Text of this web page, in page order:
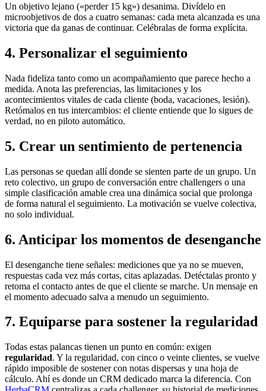
Un objetivo lejano («perder 15 kg») desanima. Divídelo en
microobjetivos de dos a cuatro semanas: cada meta alcanzada es una
victoria que da ganas de continuar. Celébralas de forma explícita.
4. Personalizar el seguimiento
Nada fideliza tanto como un acompañamiento que parece hecho a
medida. Anota las preferencias, las limitaciones y los
acontecimientos vitales de cada cliente (boda, vacaciones, lesión).
Retómalos en tus intercambios: el cliente entiende que lo sigues de
verdad, no en piloto automático.
5. Crear un sentimiento de pertenencia
Las personas se quedan allí donde se sienten parte de un grupo. Un
reto colectivo, un grupo de conversación entre challengers o una
simple clasificación amable crea una dinámica social que prolonga
de forma natural el seguimiento. La motivación se vuelve colectiva,
no solo individual.
6. Anticipar los momentos de desenganche
El desenganche tiene señales: mediciones que ya no se mueven,
respuestas cada vez más cortas, citas aplazadas. Detéctalas pronto y
retoma el contacto antes de que el cliente se marche. Un mensaje en
el momento adecuado salva a menudo un seguimiento.
7. Equiparse para sostener la regularidad
Todas estas palancas tienen un punto en común: exigen
regularidad. Y la regularidad, con cinco o veinte clientes, se vuelve
rápido imposible de sostener con notas dispersas y una hoja de
cálculo. Ahí es donde un CRM dedicado marca la diferencia. Con